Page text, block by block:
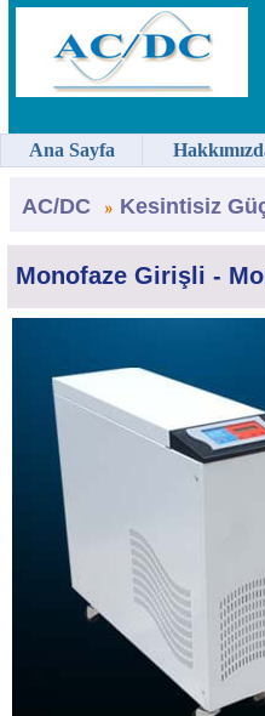
AC/DC Kesintisiz
Monofaze Girişli -
Ana Sayfa